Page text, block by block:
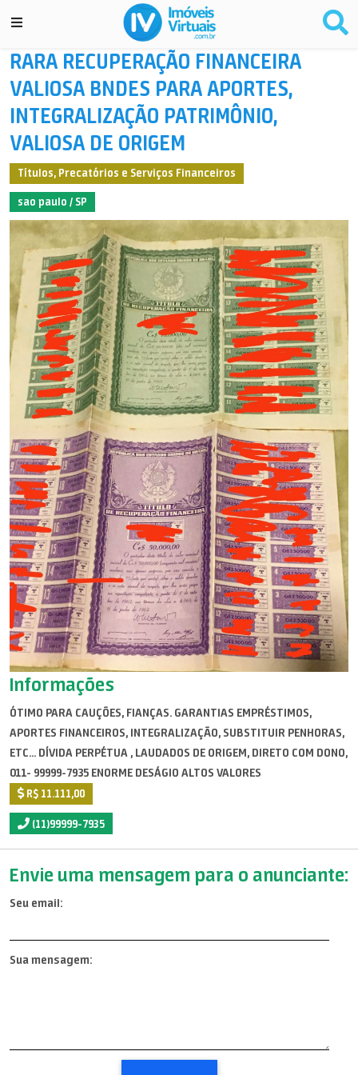
RARA RECUPERAÇÃO FINANCEIRA
VALIOSA BNDES PARA APORTES,
INTEGRALIZAÇÃO PATRIMÔNIO,
VALIOSA DE ORIGEM
Títulos, Precatórios e Serviços Financeiros
sao paulo / SP
Informações
ÓTIMO PARA CAUÇÕES, FIANÇAS. GARANTIAS EMPRÉSTIMOS,
APORTES FINANCEIROS, INTEGRALIZAÇÃO, SUBSTITUIR PENHORAS,
ETC... DÍVIDA PERPÉTUA , LAUDADOS DE ORIGEM, DIRETO COM DONO,
011- 99999-7935 ENORME DESÁGIO ALTOS VALORES
R$ 11.111,00
(11)99999-7935
Envie uma mensagem para o anunciante:
Seu email:
Sua mensagem: